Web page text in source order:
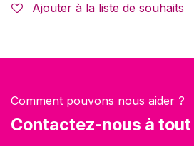
Ajouter à la liste de souhaits
Comment pouvons nous aider ?
Contactez-nous à